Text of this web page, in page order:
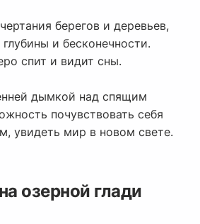
берегов и деревьев,
и бесконечности.
спит и видит сны.
дымкой над спящим
почувствовать себя
увидеть мир в новом свете.
озерной глади